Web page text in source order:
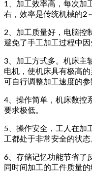
1、加工效率高，每次加
右，效率是传统机械的2
2、加工质量好，电脑控
避免了手工加工过程中因
3、加工方式多。机床主
电机，使机床具有极高
可自行调整加工速度的参
4、操作简单，机床数控
要求极低。
5、操作安全，工人在加
工都处于非常安全的状态
6、存储记忆功能节省了
同时间加工的工件质量的